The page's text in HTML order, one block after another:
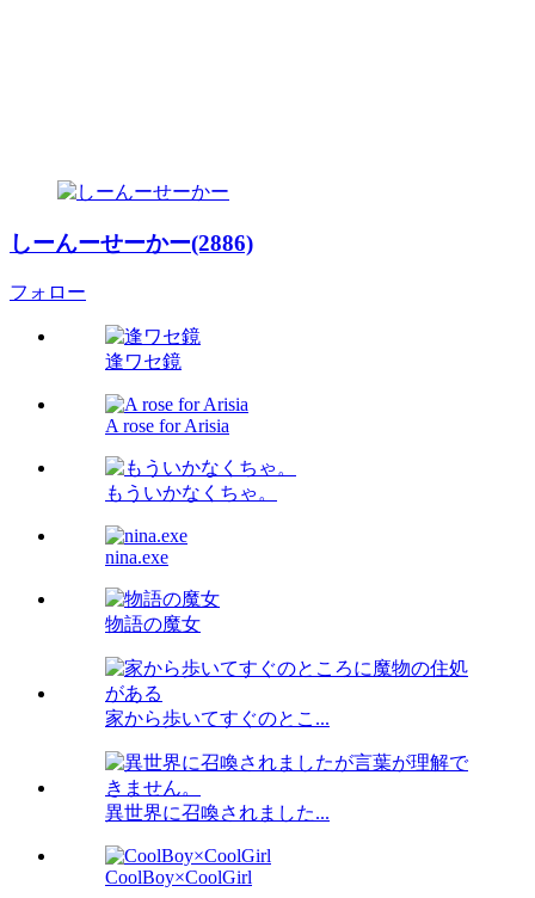
しーんーせーかー(2886)
フォロー
逢ワセ鏡
A rose for Arisia
もういかなくちゃ。
nina.exe
物語の魔女
家から歩いてすぐのとこ...
異世界に召喚されました...
CoolBoy×CoolGirl